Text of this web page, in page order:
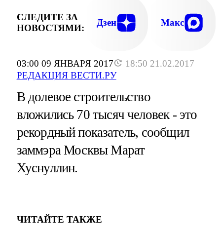
03:00 09 ЯНВАРЯ 2017
18:50 21.02.2017
РЕДАКЦИЯ ВЕСТИ.РУ
СЛЕДИТЕ ЗА
НОВОСТЯМИ:
Дзен Макс
В долевое строительство
вложились 70 тысяч человек - это
рекордный показатель, сообщил
заммэра Москвы Марат
Хуснуллин.
ЧИТАЙТЕ ТАКЖЕ